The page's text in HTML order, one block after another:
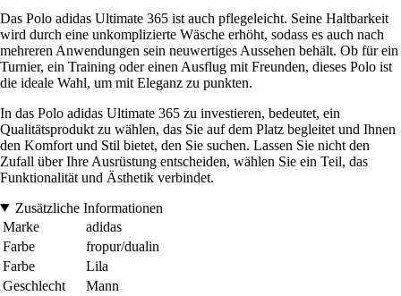
Das Polo adidas Ultimate 365 ist auch pflegeleicht. Seine Haltbarkeit
wird durch eine unkomplizierte Wäsche erhöht, sodass es auch nach
mehreren Anwendungen sein neuwertiges Aussehen behält. Ob für ein
Turnier, ein Training oder einen Ausflug mit Freunden, dieses Polo ist
die ideale Wahl, um mit Eleganz zu punkten.
In das Polo adidas Ultimate 365 zu investieren, bedeutet, ein
Qualitätsprodukt zu wählen, das Sie auf dem Platz begleitet und Ihnen
den Komfort und Stil bietet, den Sie suchen. Lassen Sie nicht den
Zufall über Ihre Ausrüstung entscheiden, wählen Sie ein Teil, das
Funktionalität und Ästhetik verbindet.
Zusätzliche Informationen
Marke
adidas
Farbe
fropur/dualin
Farbe
Lila
Geschlecht
Mann